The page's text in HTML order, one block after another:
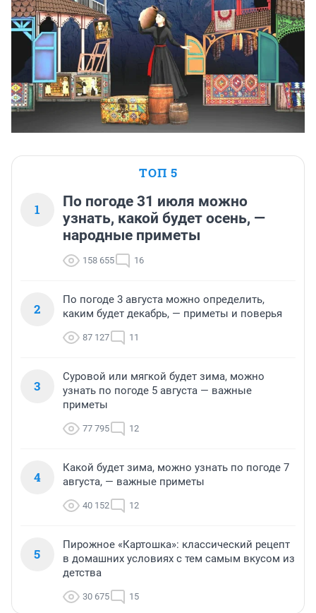
ТОП 5
1
По погоде 31 июля можно
узнать, какой будет осень, —
народные приметы
158 655 16
2
По погоде 3 августа можно определить,
каким будет декабрь, — приметы и поверья
87 127 11
3
Суровой или мягкой будет зима, можно
узнать по погоде 5 августа — важные
приметы
77 795 12
4
Какой будет зима, можно узнать по погоде 7
августа, — важные приметы
40 152 12
5
Пирожное «Картошка»: классический рецепт
в домашних условиях с тем самым вкусом из
детства
30 675 15